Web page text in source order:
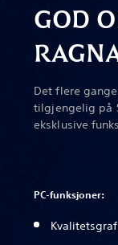
GOD
Det flere
tilgjengelig på
eksklusive
PC-funksjoner: